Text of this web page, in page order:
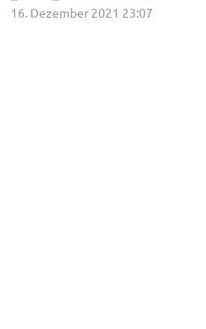
16. Dezember 2021 23:07